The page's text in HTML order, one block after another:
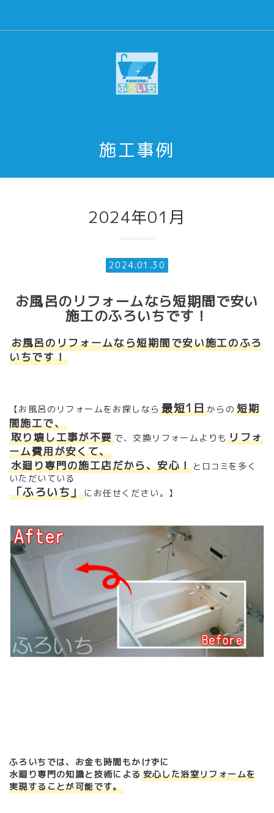
施工事例
2024年01月
2024.01.30
お風呂のリフォームなら短期間で安い
施工のふろいちです！
お風呂のリフォームなら短期間で安い施工のふろ
いちです！
【お風呂のリフォームをお探しなら最短1日 からの短期
間施工で、
取り壊し工事が不要で、交換リフォームよりもリフォ
ーム費用が安くて、
水廻り専門の施工店だから、安心！ と 口コミを多く
いただいている
「ふろいち」 にお任せください。】
ふろいちでは、お金も時間もかけずに
水廻り専門の知識と技術による 安心した浴室リフォームを
実現することが可能です。